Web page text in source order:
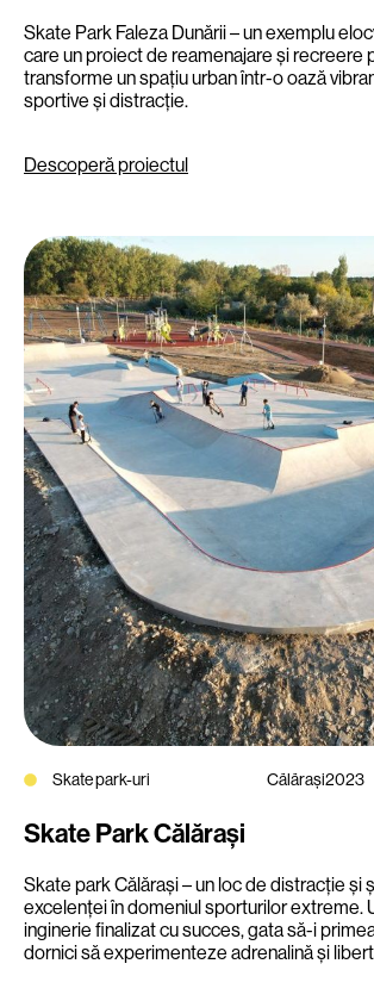
Skate Park Faleza Dunării – un exemplu
care un proiect de reamenajare și recreere
transforme un spațiu urban într-o oază
sportive și distracție.
Descoperă proiectul
Skate park-uri Călărași2023
Skate Park Călărași
Skate park Călărași – un loc de distracție și
excelenței în domeniul sporturilor extreme.
inginerie finalizat cu succes, gata să-i
dornici să experimenteze adrenalină și